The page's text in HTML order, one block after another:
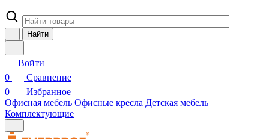
Найти
Войти
0
Сравнение
0
Избранное
Офисная мебель Офисные кресла Детская мебель
Комплектующие